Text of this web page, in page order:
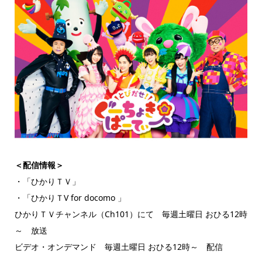
＜配信情報＞
・「ひかりＴＶ」
・「ひかりＴV for docomo 」
ひかりＴＶチャンネル（Ch101）にて 毎週土曜日 おひる12時
～ 放送
ビデオ・オンデマンド 毎週土曜日 おひる12時～ 配信